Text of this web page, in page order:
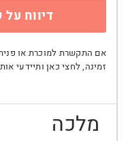
דיווח
אם התקשרת למוכרת או
זמינה, לחצי כאן ותיידעי
מלכה